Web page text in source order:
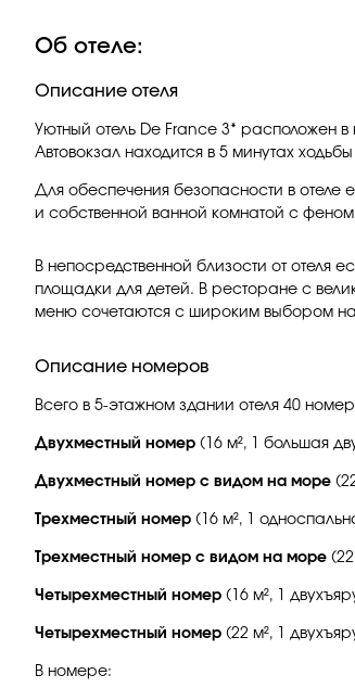
Об отеле:
Описание отеля
Уютный отель De France 3* расположен
Автовокзал находится в 5 минутах ходьбы
Для обеспечения безопасности в
и собственной ванной комнатой с
В непосредственной близости от отеля
площадки для детей. В ресторане с
меню сочетаются с широким выбором
Описание номеров
Всего в 5-этажном здании отеля 40
Двухместный номер (16 м², 1 большая
Двухместный номер с видом на море
Трехместный номер (16 м², 1
Трехместный номер с видом на море
Четырехместный номер (16 м², 1
Четырехместный номер (22 м², 1
В номере: